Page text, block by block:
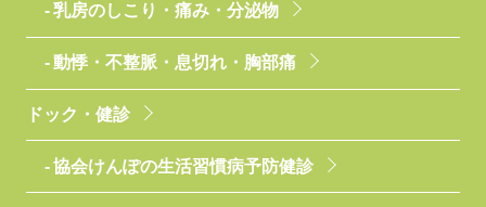
乳房のしこり・痛み・分泌物
動悸・不整脈・息切れ・胸部痛
ドック・健診
協会けんぽの生活習慣病予防健診